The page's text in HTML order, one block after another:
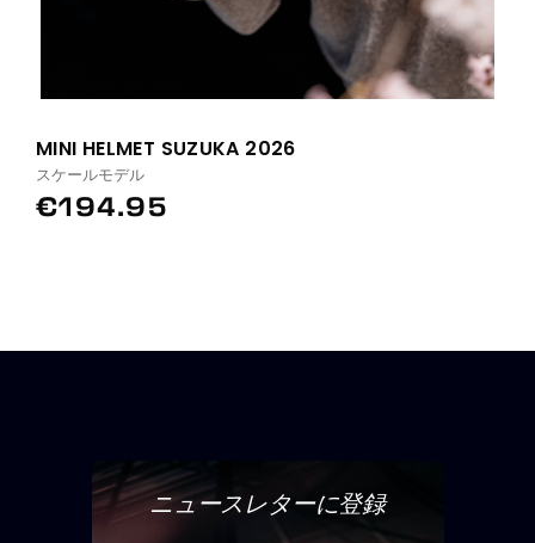
MINI HELMET SUZUKA 2026
スケールモデル
€194.95
ニュースレターに登録